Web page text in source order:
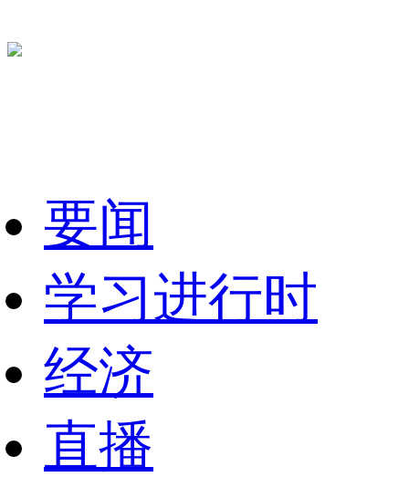
要闻
学习进行时
经济
直播